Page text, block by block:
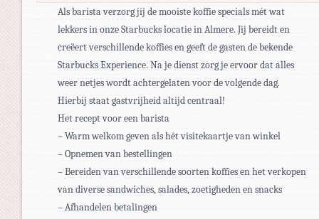
Als barista verzorg jij de mooiste koffie specials mét wat
lekkers in onze Starbucks locatie in Almere. Jij bereidt en
creëert verschillende koffies en geeft de gasten de bekende
Starbucks Experience. Na je dienst zorg je ervoor dat alles
weer netjes wordt achtergelaten voor de volgende dag.
Hierbij staat gastvrijheid altijd centraal!
Het recept voor een barista
– Warm welkom geven als hét visitekaartje van winkel
– Opnemen van bestellingen
– Bereiden van verschillende soorten koffies en het verkopen
van diverse sandwiches, salades, zoetigheden en snacks
– Afhandelen betalingen